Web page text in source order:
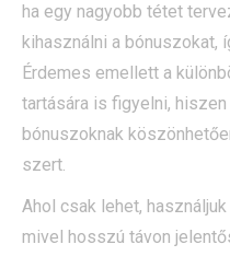
ha egy nagyobb tétet
kihasználni a bónuszokat,
Érdemes emellett a
tartására is figyelni,
bónuszoknak
szert.
Ahol csak lehet,
mivel hosszú távon